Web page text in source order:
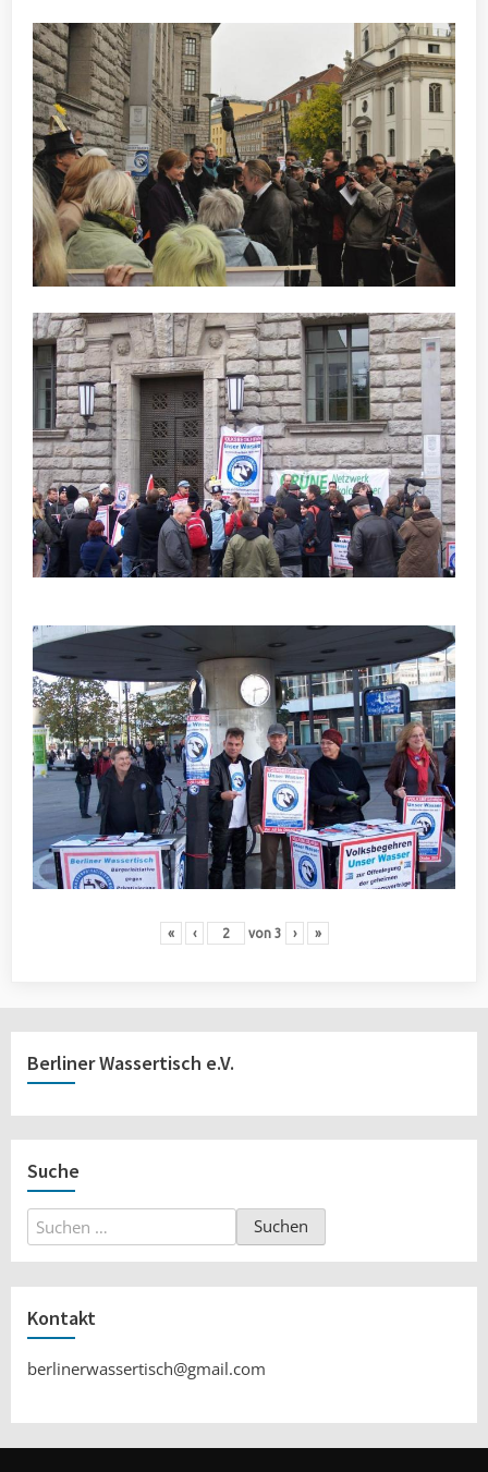
« ‹ von 3 › »
Berliner Wassertisch e.V.
Suche
Suchen
nach:
Kontakt
berlinerwassertisch@gmail.com